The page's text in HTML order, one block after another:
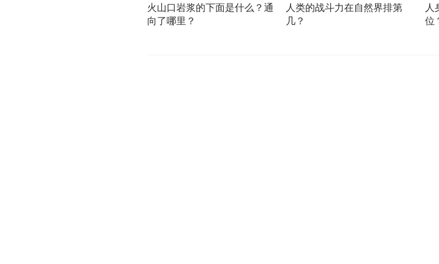
火山口岩浆的下面是什么？通
向了哪里？
人类的战斗力在自然界排第
几？
人
位